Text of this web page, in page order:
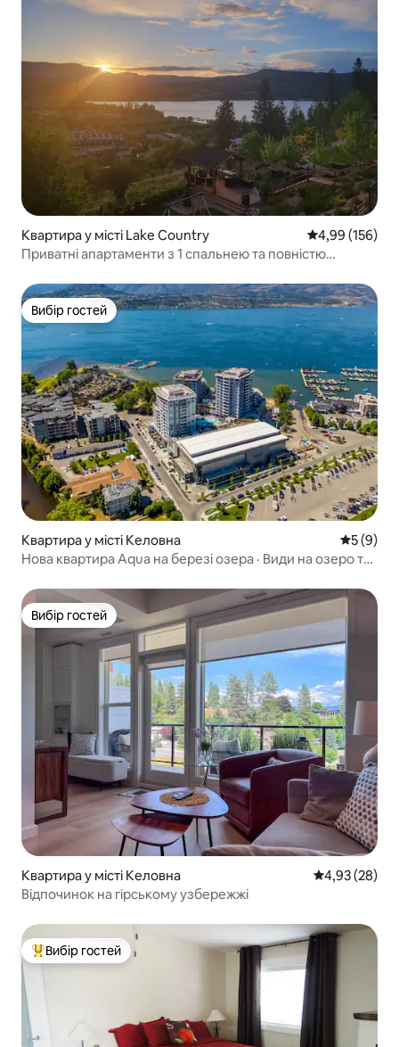
Квартира у місті Lake Country Середня
4,99 (156)
Приватні апартаменти з 1 спальнею та повністю
Вибір гостей
Вибір гостей
Квартира у місті Келовна Середня
5 (9)
Нова квартира Aqua на березі озера · Види на озеро та
Вибір гостей
Вибір гостей
Квартира у місті Келовна Середня
4,93 (28)
Відпочинок на гірському узбережжі
Топ вибір гостей
Вибір гостей